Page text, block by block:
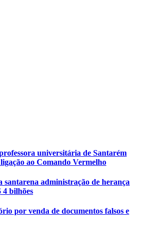
universitária de Santarém
ao Comando Vermelho
santarena administração de herança
4 bilhões
por venda de documentos falsos e